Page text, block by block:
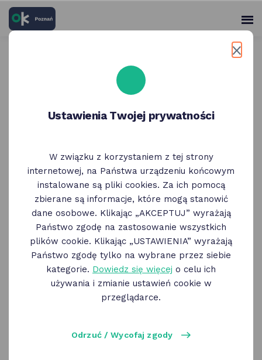
skróty
głównych
Panel
Muzeum Archeologiczne |
Ustawienia Twojej prywatności
W związku z korzystaniem z tej strony
internetowej, na Państwa urządzeniu końcowym
instalowane są pliki cookies. Za ich pomocą
zbierane są informacje, które mogą stanowić
dane osobowe. Klikając „AKCEPTUJ” wyrażają
Państwo zgodę na zastosowanie wszystkich
plików cookie. Klikając „USTAWIENIA” wyrażają
Państwo zgodę tylko na wybrane przez siebie
kategorie. Dowiedz się więcej o celu ich
używania i zmianie ustawień cookie w
przeglądarce.
Odrzuć / Wycofaj zgody